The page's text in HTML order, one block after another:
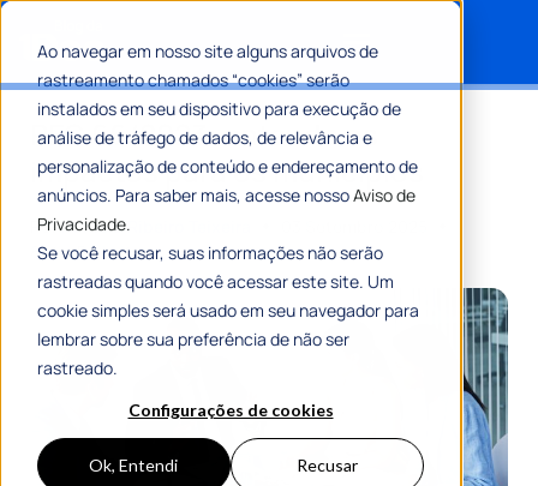
Ao navegar em nosso site alguns arquivos de
rastreamento chamados “cookies” serão
instalados em seu dispositivo para execução de
análise de tráfego de dados, de relevância e
personalização de conteúdo e endereçamento de
anúncios. Para saber mais, acesse nossoAviso de
Privacidade.
Se você recusar, suas informações não serão
rastreadas quando você acessar este site. Um
cookie simples será usado em seu navegador para
lembrar sobre sua preferência de não ser
rastreado.
Configurações de cookies
Ok, Entendi Recusar
PEC 66/2023: entenda os
impactos para os municípios
PorRomulo Ribeiro Teixeira
8 Min De Leitura